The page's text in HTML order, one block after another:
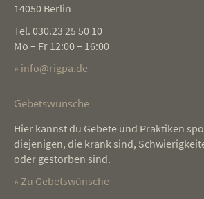
14050 Berlin
Tel. 030.23 25 50 10
Mo – Fr 12:00 – 16:00
» info@rigpa.de
Gebetswünsche
Hier kannst du Gebete und Praktiken
diejenigen, die krank sind,
oder gestorben sind.
» Zu Gebetswünsche